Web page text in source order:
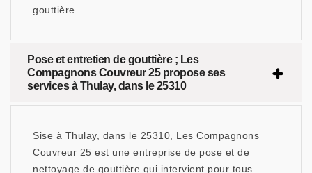
gouttière.
Pose et entretien de gouttière ; Les
Compagnons Couvreur 25 propose ses
services à Thulay, dans le 25310
Sise à Thulay, dans le 25310, Les Compagnons
Couvreur 25 est une entreprise de pose et de
nettoyage de gouttière qui intervient pour tous